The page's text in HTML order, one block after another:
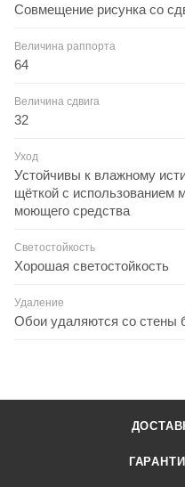
Совмещение рисунка со
Величина раппорта
64
Величина сдвига
32
Уход
Устойчивы к влажному
щёткой с использованием
моющего средства
Светостойкость
Хорошая светостойкость
Удаление
Обои удаляются со стены